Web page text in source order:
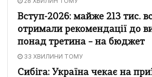
Вступ-2026: майже 213 тис.
отримали рекомендації до
понад третина – на бюджет
33 ХВИЛИНИ ТОМУ
Сибіга: Україна чекає на